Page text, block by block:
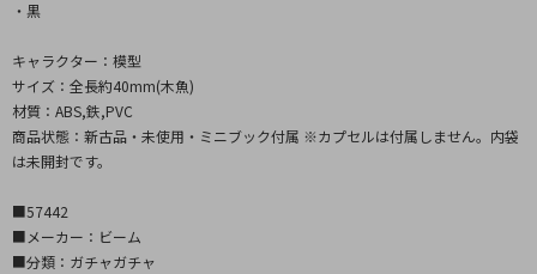
・黒
キャラクター：模型
サイズ：全長約40mm(木魚)
材質：ABS,鉄,PVC
商品状態：新古品・未使用・ミニブック付属 ※カプセルは付属しません。内袋
は未開封です。
■57442
■メーカー：ビーム
■分類：ガチャガチャ